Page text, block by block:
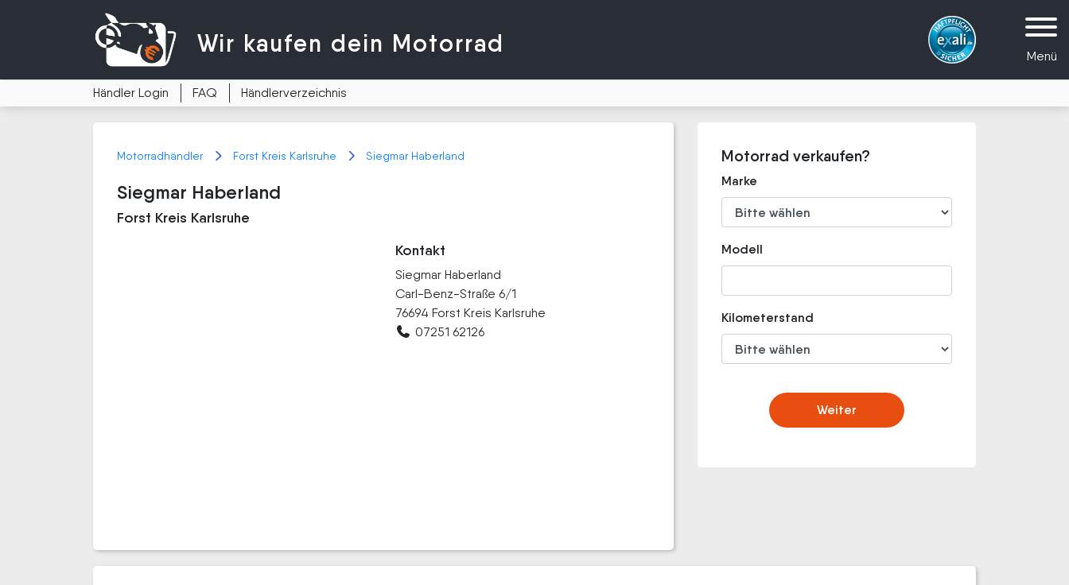
Menü
Wir kaufen dein Motorrad
Händler Login FAQ Händlerverzeichnis
Motorradhändler Forst Kreis Karlsruhe Siegmar Haberland
Siegmar Haberland
Forst Kreis Karlsruhe
Kontakt
Siegmar Haberland
Carl-Benz-Straße 6/1
76694 Forst Kreis Karlsruhe
07251 62126
Motorrad verkaufen?
Marke
Modell
Kilometerstand
Weiter